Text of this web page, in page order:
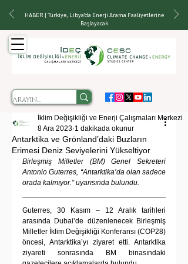
HABER | Türkiye, Libya'da Enerji Arama Faaliyetlerine
Başlayacak
Antarktika ve Grönland’daki Buzların
Erimesi Deniz Seviyelerini Yükseltiyor
İklim Değişikliği ve Enerji Çalışmaları Merkezi
8 Ara 2023 1 dakikada okunur
Birleşmiş Milletler (BM) Genel Sekreteri
Antonio Guterres, “Antarktika’da olan sadece
orada kalmıyor.” uyarısında bulundu.
Guterres, 30 Kasım – 12 Aralık tarihleri
arasında Dubai’de düzenlenecek Birleşmiş
Milletler İklim Değişikliği Konferansı (COP28)
öncesi, Antarktika’yı ziyaret etti. Antarktika
ziyareti sonrasında BM binasındaki